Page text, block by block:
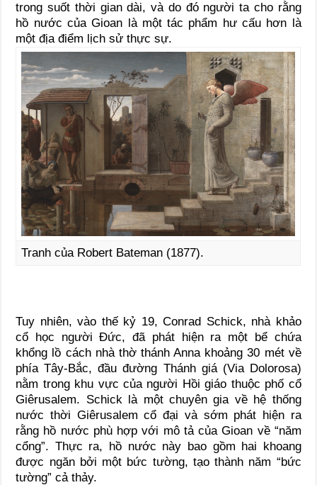
trong suốt thời gian dài, và do đó người ta cho rằng
hồ nước của Gioan là một tác phẩm hư cấu hơn là
một địa điểm lịch sử thực sự.
Tranh của Robert Bateman (1877).
Tuy nhiên, vào thế kỷ 19, Conrad Schick, nhà khảo
cổ học người Đức, đã phát hiện ra một bể chứa
khổng lồ cách nhà thờ thánh Anna khoảng 30 mét về
phía Tây-Bắc, đầu đường Thánh giá (Via Dolorosa)
nằm trong khu vực của người Hồi giáo thuộc phố cổ
Giêrusalem. Schick là một chuyên gia về hệ thống
nước thời Giêrusalem cổ đại và sớm phát hiện ra
rằng hồ nước phù hợp với mô tả của Gioan về “năm
cổng”. Thực ra, hồ nước này bao gồm hai khoang
được ngăn bởi một bức tường, tạo thành năm “bức
tường” cả thảy.